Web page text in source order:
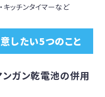
キッチンタイマーなど
したい5つのこと
ガン乾電池の併用